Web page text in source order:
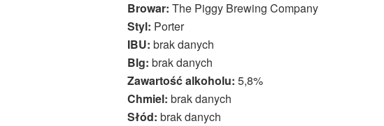
Browar: The Piggy Brewing Company
Styl: Porter
IBU: brak danych
Blg: brak danych
Zawartość alkoholu: 5,8%
Chmiel: brak danych
Słód: brak danych